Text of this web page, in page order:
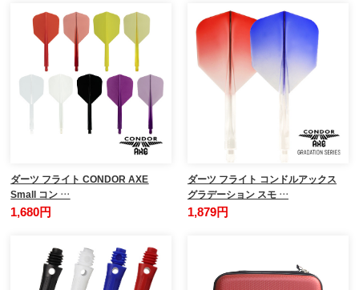
ダーツ フライト CONDOR AXE
Small コン …
1,680円
ダーツ フライト コンドルアックス
グラデーション スモ …
1,879円